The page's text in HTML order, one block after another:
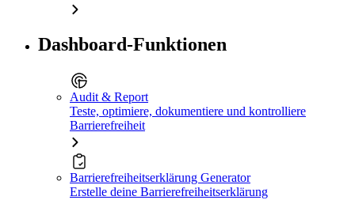
Dashboard-Funktionen
Audit & Report
Teste, optimiere, dokumentiere und kontrolliere
Barrierefreiheit
Barrierefreiheitserklärung Generator
Erstelle deine Barrierefreiheitserklärung